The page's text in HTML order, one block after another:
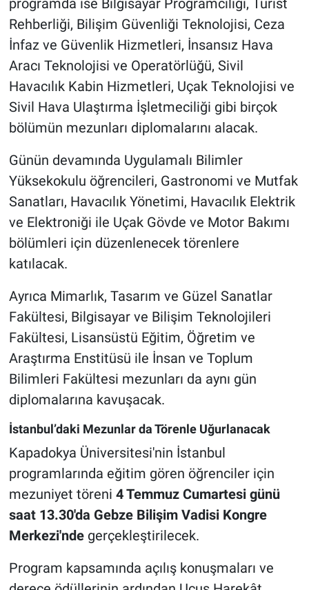
programda ise Bilgisayar Programcılığı, Turist
Rehberliği, Bilişim Güvenliği Teknolojisi, Ceza
İnfaz ve Güvenlik Hizmetleri, İnsansız Hava
Aracı Teknolojisi ve Operatörlüğü, Sivil
Havacılık Kabin Hizmetleri, Uçak Teknolojisi ve
Sivil Hava Ulaştırma İşletmeciliği gibi birçok
bölümün mezunları diplomalarını alacak.
Günün devamında Uygulamalı Bilimler
Yüksekokulu öğrencileri, Gastronomi ve Mutfak
Sanatları, Havacılık Yönetimi, Havacılık Elektrik
ve Elektroniği ile Uçak Gövde ve Motor Bakımı
bölümleri için düzenlenecek törenlere
katılacak.
Ayrıca Mimarlık, Tasarım ve Güzel Sanatlar
Fakültesi, Bilgisayar ve Bilişim Teknolojileri
Fakültesi, Lisansüstü Eğitim, Öğretim ve
Araştırma Enstitüsü ile İnsan ve Toplum
Bilimleri Fakültesi mezunları da aynı gün
diplomalarına kavuşacak.
İstanbul’daki Mezunlar da Törenle Uğurlanacak
Kapadokya Üniversitesi'nin İstanbul
programlarında eğitim gören öğrenciler için
mezuniyet töreni 4 Temmuz Cumartesi günü
saat 13.30'da Gebze Bilişim Vadisi Kongre
Merkezi'ndegerçekleştirilecek.
Program kapsamında açılış konuşmaları ve